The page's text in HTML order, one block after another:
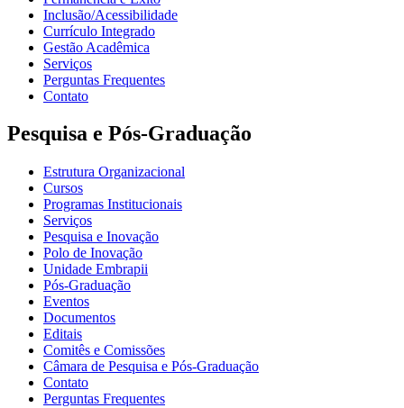
Inclusão/Acessibilidade
Currículo Integrado
Gestão Acadêmica
Serviços
Perguntas Frequentes
Contato
Pesquisa e Pós-Graduação
Estrutura Organizacional
Cursos
Programas Institucionais
Serviços
Pesquisa e Inovação
Polo de Inovação
Unidade Embrapii
Pós-Graduação
Eventos
Documentos
Editais
Comitês e Comissões
Câmara de Pesquisa e Pós-Graduação
Contato
Perguntas Frequentes